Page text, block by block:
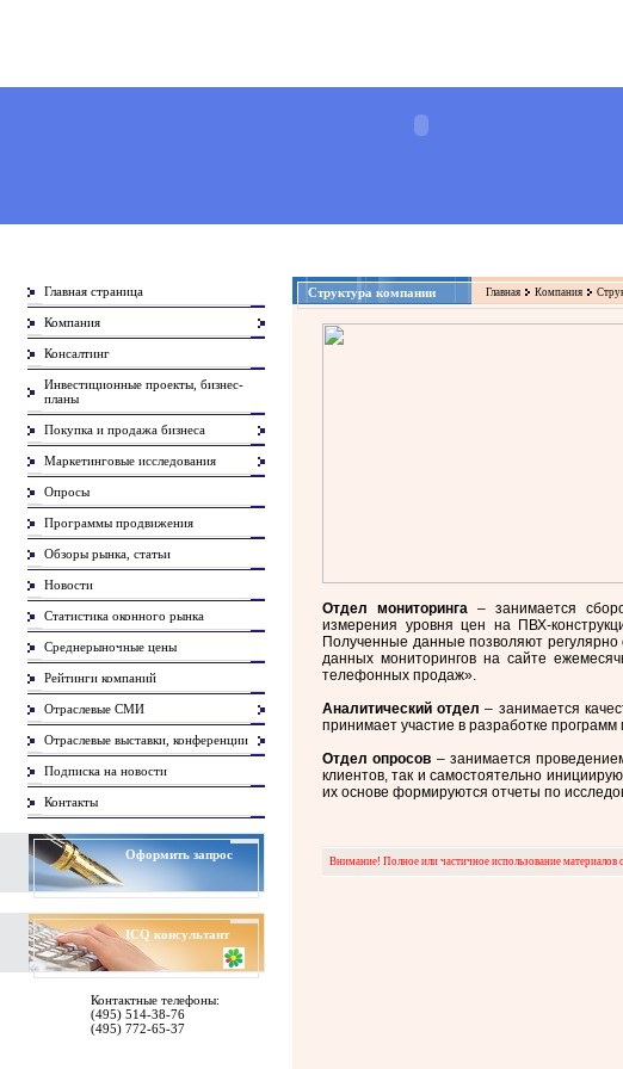
Главная страница
Компания
Консалтинг
Инвестиционные проекты, бизнес-
планы
Покупка и продажа бизнеса
Маркетинговые исследования
Опросы
Программы продвижения
Обзоры рынка, статьи
Новости
Статистика оконного рынка
Среднерыночные цены
Рейтинги компаний
Отраслевые СМИ
Отраслевые выставки, конференции
Подписка на новости
Контакты
Структура компании Главная Компания
Отдел мониторинга– занимается
измерения уровня цен на ПВХ-
Полученные данные позволяют
данных мониторингов на сайте
телефонных продаж».
Аналитический отдел – занимается
принимает участие в разработке
Отдел опросов – занимается
клиентов, так и самостоятельно
их основе формируются отчеты по
Внимание! Полное или частичное использование
Оформить запрос
ICQконсультант
Контактные телефоны:
(495) 514-38-76
(495) 772-65-37